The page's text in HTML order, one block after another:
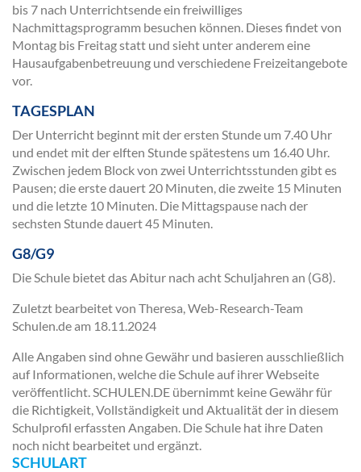
bis 7 nach Unterrichtsende ein freiwilliges
Nachmittagsprogramm besuchen können. Dieses findet von
Montag bis Freitag statt und sieht unter anderem eine
Hausaufgabenbetreuung und verschiedene Freizeitangebote
vor.
TAGESPLAN
Der Unterricht beginnt mit der ersten Stunde um 7.40 Uhr
und endet mit der elften Stunde spätestens um 16.40 Uhr.
Zwischen jedem Block von zwei Unterrichtsstunden gibt es
Pausen; die erste dauert 20 Minuten, die zweite 15 Minuten
und die letzte 10 Minuten. Die Mittagspause nach der
sechsten Stunde dauert 45 Minuten.
G8/G9
Die Schule bietet das Abitur nach acht Schuljahren an (G8).
Zuletzt bearbeitet von Theresa, Web-Research-Team
Schulen.de am 18.11.2024
Alle Angaben sind ohne Gewähr und basieren ausschließlich
auf Informationen, welche die Schule auf ihrer Webseite
veröffentlicht. SCHULEN.DE übernimmt keine Gewähr für
die Richtigkeit, Vollständigkeit und Aktualität der in diesem
Schulprofil erfassten Angaben. Die Schule hat ihre Daten
noch nicht bearbeitet und ergänzt.
SCHULART